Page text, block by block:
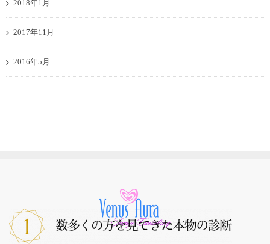
2018年1月
2017年11月
2016年5月